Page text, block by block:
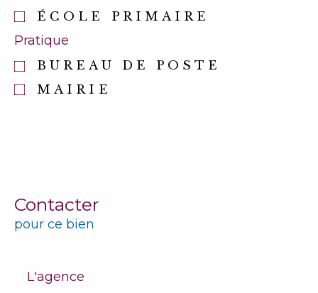
ÉCOLE PRIMAIRE
Pratique
BUREAU DE POSTE
MAIRIE
Contacter
pour ce bien
L'agence